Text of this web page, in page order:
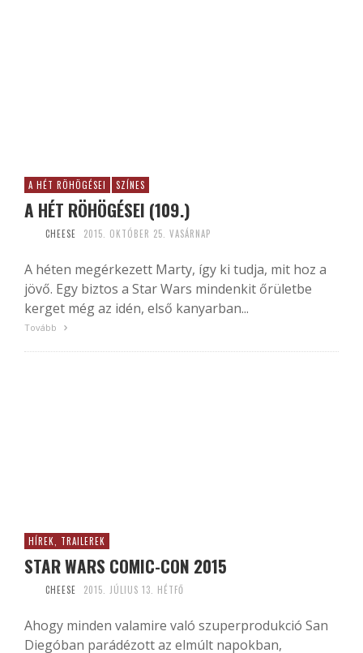
A HÉT RÖHÖGÉSEI SZÍNES
A HÉT RÖHÖGÉSEI (109.)
CHEESE 2015. OKTÓBER 25. VASÁRNAP
A héten megérkezett Marty, így ki tudja, mit hoz a
jövő. Egy biztos a Star Wars mindenkit őrületbe
kerget még az idén, első kanyarban...
Tovább
HÍREK, TRAILEREK
STAR WARS COMIC-CON 2015
CHEESE 2015. JÚLIUS 13. HÉTFŐ
Ahogy minden valamire való szuperprodukció San
Diegóban parádézott az elmúlt napokban,